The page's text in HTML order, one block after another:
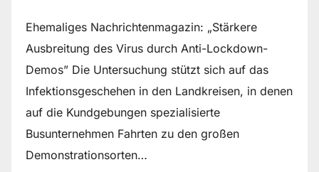
Ehemaliges Nachrichtenmagazin: „Stärkere
Ausbreitung des Virus durch Anti-Lockdown-
Demos” Die Untersuchung stützt sich auf das
Infektionsgeschehen in den Landkreisen, in denen
auf die Kundgebungen spezialisierte
Busunternehmen Fahrten zu den großen
Demonstrationsorten…